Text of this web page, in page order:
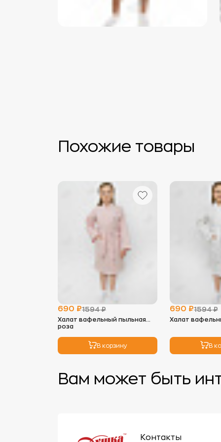
Похожие товары
690 ₽1594 ₽
Халат вафельный пыльная
роза
В корзину
690 ₽1594 ₽
Халат
В
Вам может быть
Контакты